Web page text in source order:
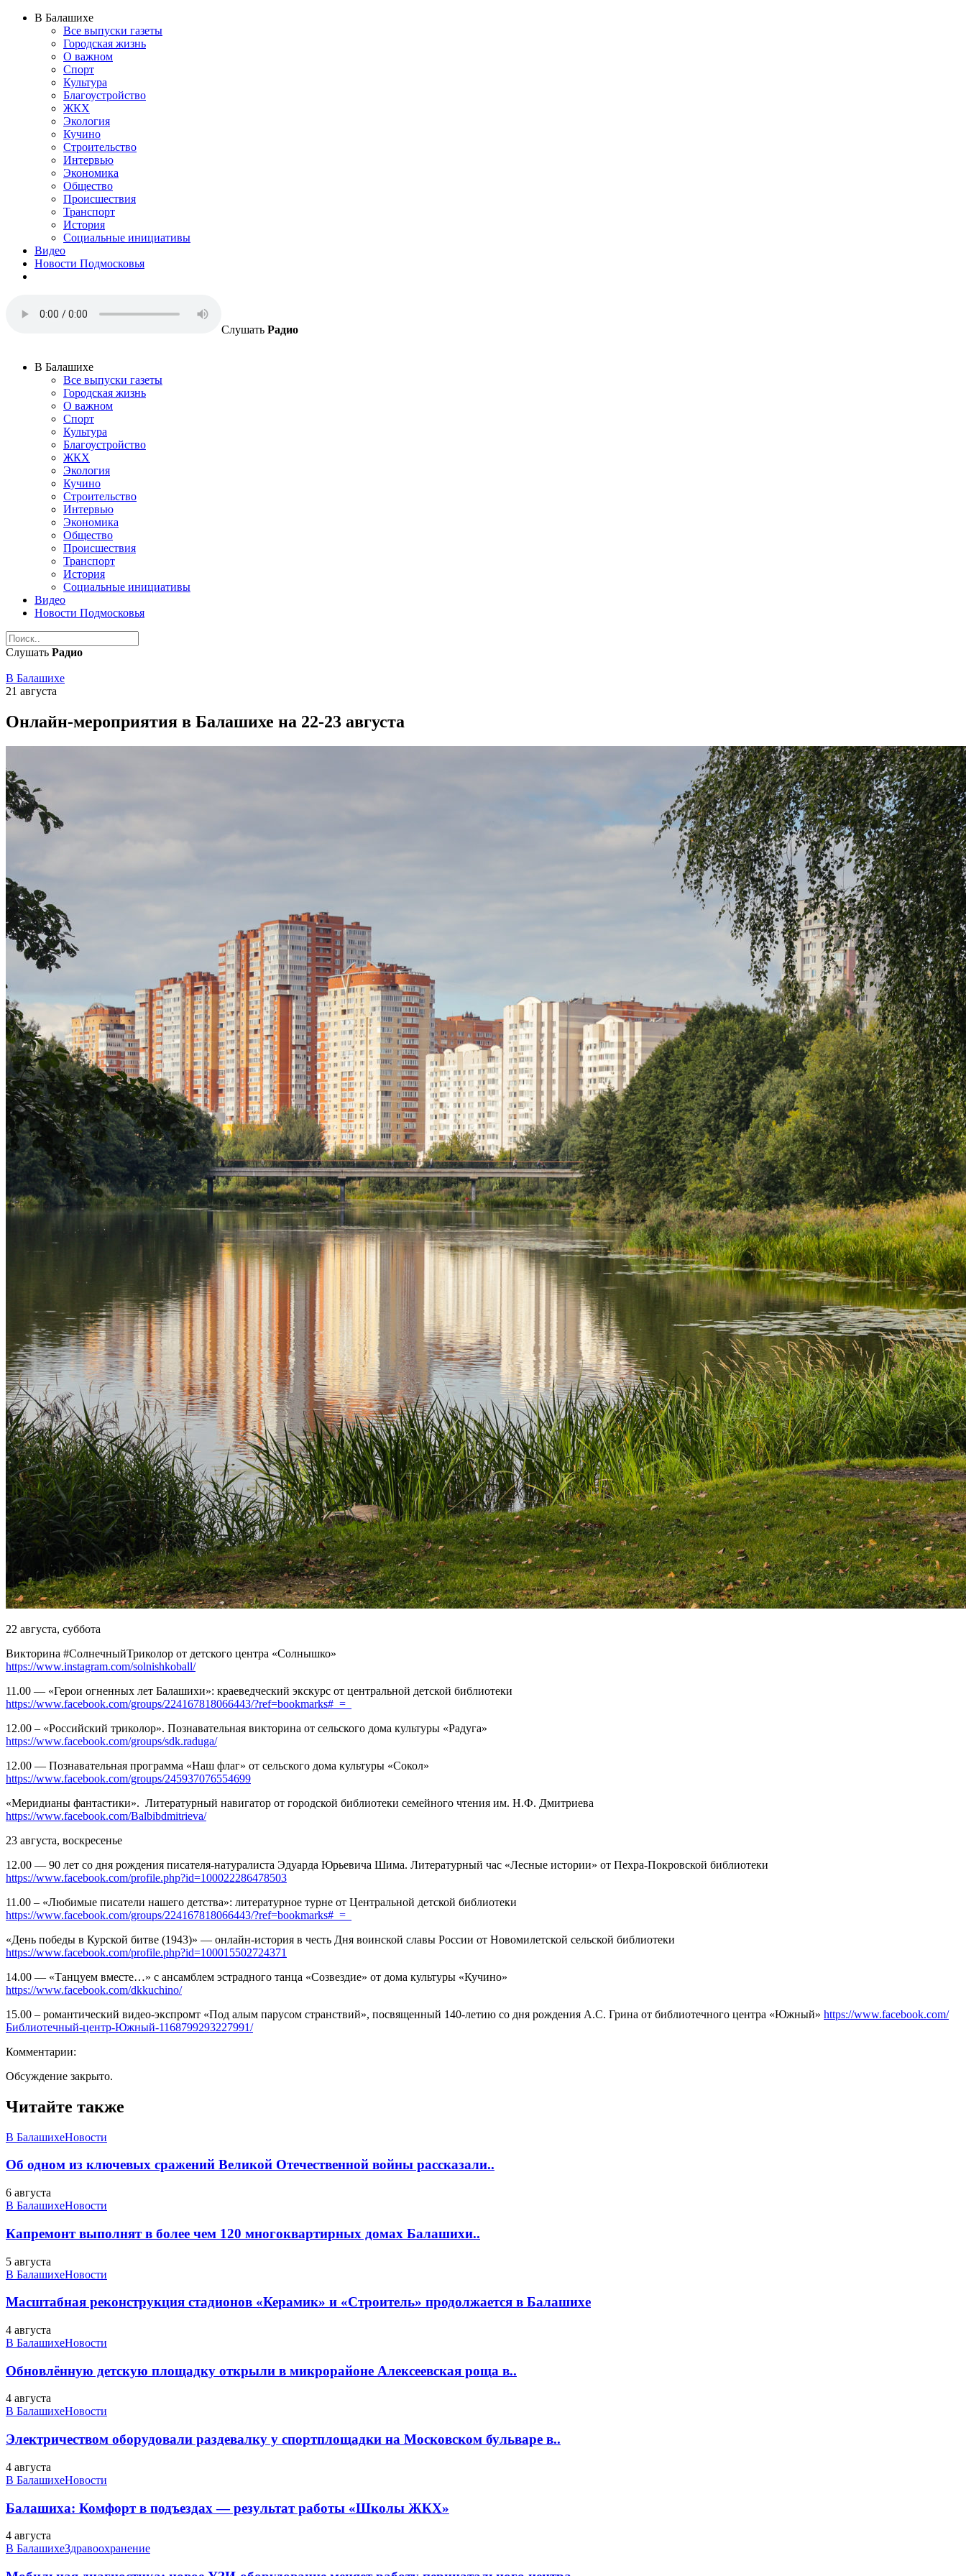
В Балашихе
Все выпуски газеты
Городская жизнь
О важном
Спорт
Культура
Благоустройство
ЖКХ
Экология
Кучино
Строительство
Интервью
Экономика
Общество
Происшествия
Транспорт
История
Социальные инициативы
Видео
Новости Подмосковья
Слушать Радио
В Балашихе
Все выпуски газеты
Городская жизнь
О важном
Спорт
Культура
Благоустройство
ЖКХ
Экология
Кучино
Строительство
Интервью
Экономика
Общество
Происшествия
Транспорт
История
Социальные инициативы
Видео
Новости Подмосковья
Слушать Радио
В Балашихе
21 августа
Онлайн-мероприятия в Балашихе на 22-23 августа
22 августа, суббота
Викторина #СолнечныйТриколор от детского центра «Солнышко»
https://www.instagram.com/solnishkoball/
11.00 — «Герои огненных лет Балашихи»: краеведческий экскурс от центральной детской библиотеки
https://www.facebook.com/groups/224167818066443/?ref=bookmarks#_=_
12.00 – «Российский триколор». Познавательная викторина от сельского дома культуры «Радуга»
https://www.facebook.com/groups/sdk.raduga/
12.00 — Познавательная программа «Наш флаг» от сельского дома культуры «Сокол»
https://www.facebook.com/groups/245937076554699
«Меридианы фантастики». Литературный навигатор от городской библиотеки семейного чтения им. Н.Ф. Дмитриева
https://www.facebook.com/Balbibdmitrieva/
23 августа, воскресенье
12.00 — 90 лет со дня рождения писателя-натуралиста Эдуарда Юрьевича Шима. Литературный час «Лесные истории» от Пехра-Покровской библиотеки
https://www.facebook.com/profile.php?id=100022286478503
11.00 – «Любимые писатели нашего детства»: литературное турне от Центральной детской библиотеки
https://www.facebook.com/groups/224167818066443/?ref=bookmarks#_=_
«День победы в Курской битве (1943)» — онлайн-история в честь Дня воинской славы России от Новомилетской сельской библиотеки
https://www.facebook.com/profile.php?id=100015502724371
14.00 — «Танцуем вместе…» с ансамблем эстрадного танца «Созвездие» от дома культуры «Кучино»
https://www.facebook.com/dkkuchino/
15.00 – романтический видео-экспромт «Под алым парусом странствий», посвященный 140-летию со дня рождения А.С. Грина от библиотечного центра «Южный» https://www.facebook.com/
Библиотечный-центр-Южный-1168799293227991/
Комментарии:
Обсуждение закрыто.
Читайте также
В БалашихеНовости
Об одном из ключевых сражений Великой Отечественной войны рассказали..
6 августа
В БалашихеНовости
Капремонт выполнят в более чем 120 многоквартирных домах Балашихи..
5 августа
В БалашихеНовости
Масштабная реконструкция стадионов «Керамик» и «Строитель» продолжается в Балашихе
4 августа
В БалашихеНовости
Обновлённую детскую площадку открыли в микрорайоне Алексеевская роща в..
4 августа
В БалашихеНовости
Электричеством оборудовали раздевалку у спортплощадки на Московском бульваре в..
4 августа
В БалашихеНовости
Балашиха: Комфорт в подъездах — результат работы «Школы ЖКХ»
4 августа
В БалашихеЗдравоохранение